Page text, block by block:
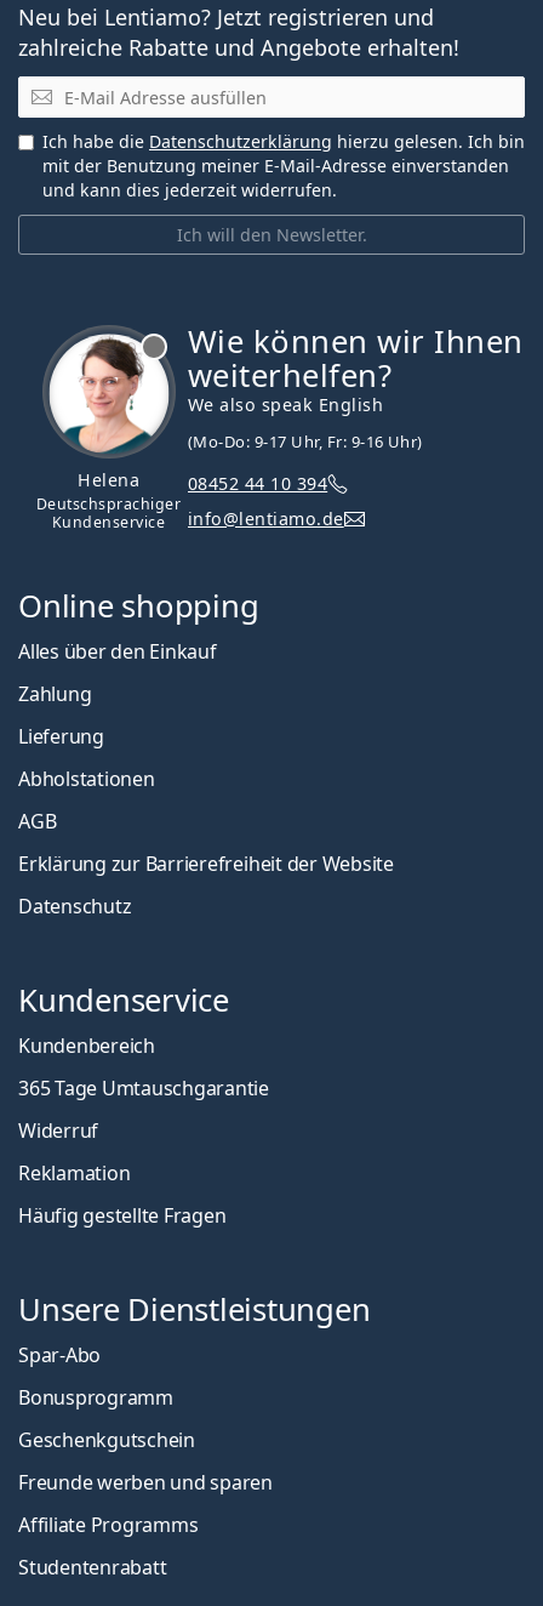
Neu bei Lentiamo? Jetzt registrieren und
zahlreiche Rabatte und Angebote erhalten!
E-Mail
Ich will den Newsletter.
Ich habe die Datenschutzerklärung hierzu gelesen. Ich bin
mit der Benutzung meiner E-Mail-Adresse einverstanden
und kann dies jederzeit widerrufen.
Helena
Deutschsprachiger
Kundenservice
Wie können wir Ihnen
weiterhelfen?
We also speak English
(Mo-Do: 9-17 Uhr, Fr: 9-16 Uhr)
08452 44 10 394
info@lentiamo.de
Online shopping
Alles über den Einkauf
Zahlung
Lieferung
Abholstationen
AGB
Erklärung zur Barrierefreiheit der Website
Datenschutz
Kundenservice
Kundenbereich
365 Tage Umtauschgarantie
Widerruf
Reklamation
Häufig gestellte Fragen
Unsere Dienstleistungen
Spar-Abo
Bonusprogramm
Geschenkgutschein
Freunde werben und sparen
Affiliate Programms
Studentenrabatt